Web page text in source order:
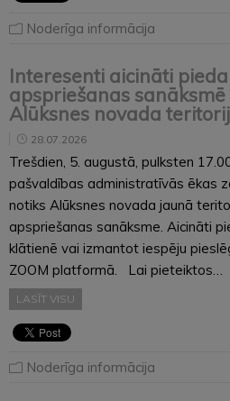
Noderīga informācija
Interesenti aicināti
apspriešanas
Alūksnes novada
28.07.2026
Trešdien, 5. augustā, pulksten
pašvaldības administratīvās ēkas
notiks Alūksnes novada jaunā
apspriešanas sanāksme. Aicināti
klātienē vai izmantot iespēju
ZOOM platformā. Lai pieteiktos…
LASĪT VISU
Noderīga informācija